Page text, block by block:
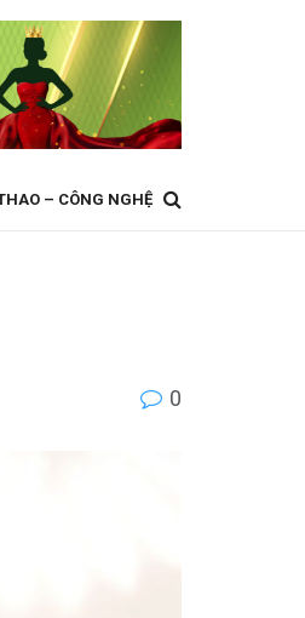
– CÔNG NGHỆ
0